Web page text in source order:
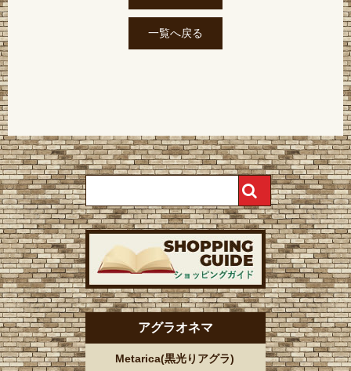
一覧へ戻る
アグラオネマ
Metarica(黒光りアグラ)